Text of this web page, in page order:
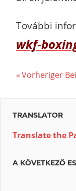
További
wkf-
Vorheriger
Vorheriger
TRANSLATOR
Translate the
A KÖVETKEZŐ